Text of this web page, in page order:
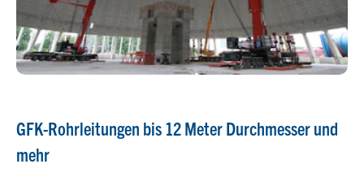
GFK-Rohrleitungen bis 12 Meter Durchmesser und
mehr